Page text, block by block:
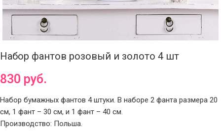
Набор фантов розовый и золото 4 шт
830 руб.
Набор бумажных фантов 4 штуки. В наборе 2 фанта размера 20
см, 1 фант – 30 см, и 1 фант – 40 см.
Производство: Польша.